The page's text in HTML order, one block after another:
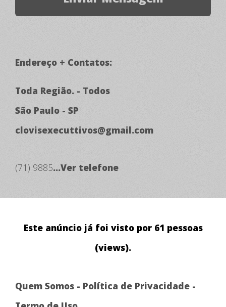
Endereço + Contatos:
Toda Região. - Todos
São Paulo - SP
clovisexecuttivos@gmail.com
(71) 9885...Ver telefone
Este anúncio já foi visto por 61 pessoas
(views).
Quem Somos - Política de Privacidade -